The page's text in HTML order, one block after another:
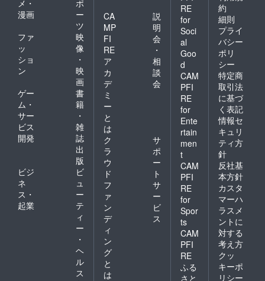
メ・
漫画
ポ
ー
ツ
ファ
ッ
ショ
ン
映
像
・
映
画
ゲー
ム・
サー
ビス
開発
書
籍
・
雑
誌
出
版
ビジ
ネ
ス・
起業
ビ
ュ
ー
テ
ィ
ー
・
ヘ
ル
ス
CA
MP
FI
RE
ア
カ
デ
ミ
ー
と
は
説
明
会
・
相
談
会
ク
ラ
ウ
ド
フ
ァ
ン
デ
ィ
ン
グ
と
は
サ
ポ
ー
ト
サ
ー
ビ
ス
RE
for
Soci
al
Goo
d
CAM
PFI
RE
for
Ente
rtain
men
t
CAM
PFI
RE
for
Spor
ts
CAM
PFI
RE
ふる
さと
約
細則
プライ
バシー
ポリ
シー
特定商
取引法
に基づ
く表記
情報セ
キュリ
ティ方
針
反社基
本方針
カスタ
マーハ
ラスメ
ントに
対する
考え方
クッ
キーポ
リシー